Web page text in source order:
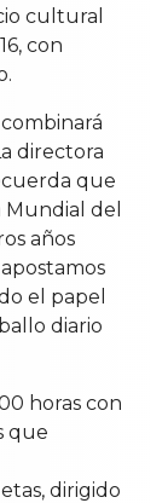
cultural
con
directora
que
Mundial del
años
el papel
diario
horas con
que
dirigido